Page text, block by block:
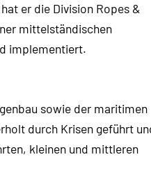
er die Division Ropes &
mittelständischen
implementiert.
sowie der maritimen
durch Krisen geführt
kleinen und mittleren